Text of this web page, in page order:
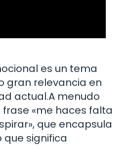
es un tema
gran relevancia en
actual.A menudo
«me haces falta
que encapsula
que significa